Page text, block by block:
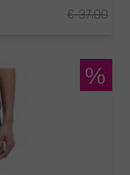
€ 37.00
%